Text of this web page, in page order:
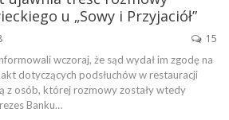
u „Sowy i Przyjaciół”
15
wczoraj, że sąd wydał im zgodę na
akt dotyczących podsłuchów w restauracji
z osób, której rozmowy zostały wtedy
Banku…